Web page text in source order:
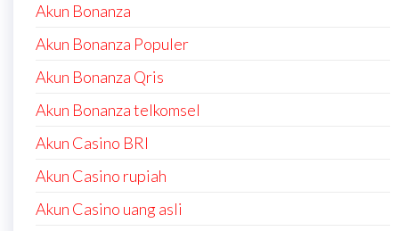
Akun Bonanza
Akun Bonanza Populer
Akun Bonanza Qris
Akun Bonanza telkomsel
Akun Casino BRI
Akun Casino rupiah
Akun Casino uang asli